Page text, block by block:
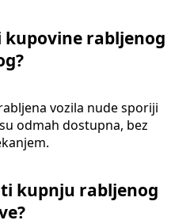
kupovine rabljenog
vozila nude sporiji
odmah dostupna, bez
kupnju rabljenog